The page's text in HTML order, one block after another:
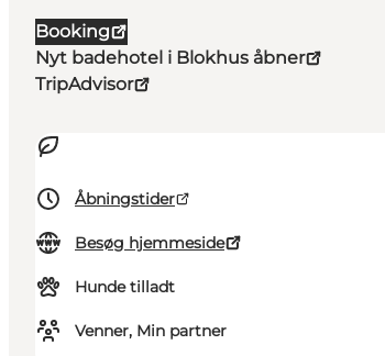
Booking
Nyt badehotel i Blokhus åbner
TripAdvisor
Åbningstider
Besøg hjemmeside
Hunde tilladt
Venner, Min partner